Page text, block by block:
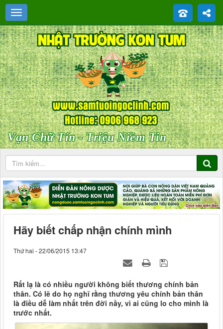
Vạn Chữ Tín - Triệu Niềm Tin
Hãy biết chấp nhận chính mình
Thứ hai - 22/06/2015 13:47
Rất lạ là có nhiều người không biết thương chính bản
thân. Có lẽ do họ nghĩ rằng thương yêu chính bản thân
là điều dễ làm nhất trên đời nầy, vì ai cũng lo cho mình là
trước nhất.